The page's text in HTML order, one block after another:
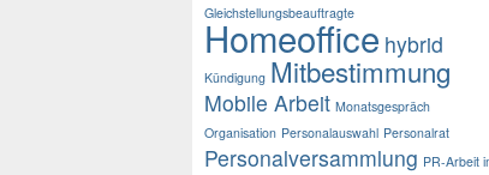
Gleichstellungsbeauftragte
Homeoffice hybrid
Kündigung Mitbestimmung
Mobile Arbeit Monatsgespräch
Organisation Personalauswahl Personalrat
Personalversammlung PR-Arbeit